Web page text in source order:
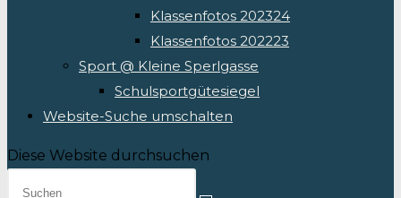
Klassenfotos 202324
Klassenfotos 202223
Sport @ Kleine Sperlgasse
Schulsportgütesiegel
Website-Suche umschalten
Diese Website durchsuchen